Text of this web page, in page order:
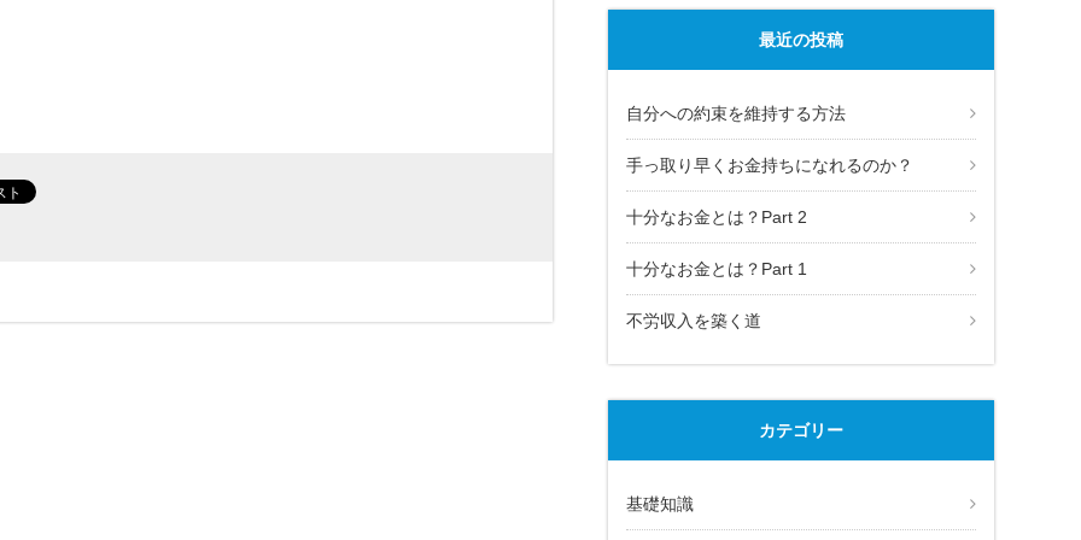
最近の投稿
自分への約束を維持する方法
手っ取り早くお金持ちになれるのか？
十分なお金とは？Part 2
十分なお金とは？Part 1
不労収入を築く道
カテゴリー
基礎知識